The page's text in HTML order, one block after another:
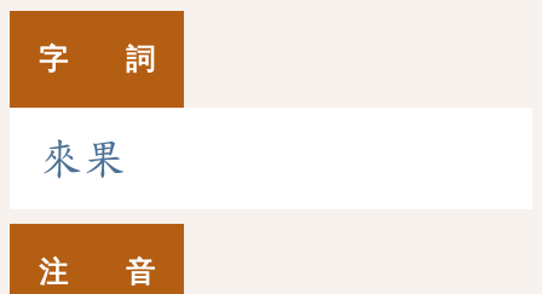
字 詞
來果
注 音